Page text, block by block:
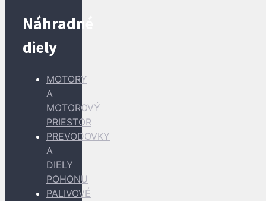
Náhradné
diely
MOTORY
A
MOTOROVÝ
PRIESTOR
PREVODOVKY
A
DIELY
POHONU
PALIVOVÉ